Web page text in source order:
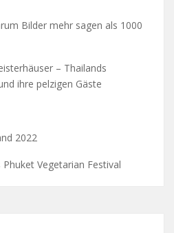
Bilder mehr sagen als 1000
– Thailands
ihre pelzigen Gäste
2022
Vegetarian Festival